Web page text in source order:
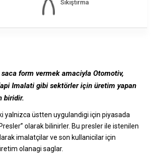
/1
Bizimle İletişime Geçin
saca form vermek amaciyla Otomotiv,
Imalati gibi sektörler için üretim yapan
biridir.
yalnizca üstten uygulandigi için piyasada
olarak bilinirler. Bu presler ile istenilen
imalatçilar ve son kullanicilar için
olanagi saglar.
Sıkıştırma